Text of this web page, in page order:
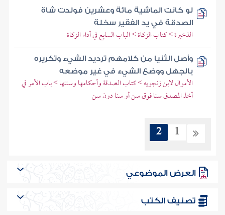
لو كانت الماشية مائة وعشرين فولدت شاة
الصدقة في يد الفقير سخلة
الذخيرة > كتاب الزكاة > الباب السابع في أداء الزكاة
وأصل الثنيا من كلامهم ترديد الشيء وتكريره
بالجهل ووضع الشيء في غير موضعه
الأموال لابن زنجويه > كتاب الصدقة وأحكامها وسننها > باب الأمر في
أخذ المصدق سنا فوق سن أو سنا دون سن
1
2
العرض الموضوعي
تصنيف الكتب